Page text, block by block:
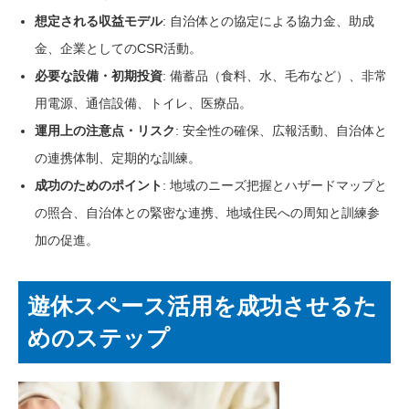
想定される収益モデル: 自治体との協定による協力金、助成
金、企業としてのCSR活動。
必要な設備・初期投資: 備蓄品（食料、水、毛布など）、非常
用電源、通信設備、トイレ、医療品。
運用上の注意点・リスク: 安全性の確保、広報活動、自治体と
の連携体制、定期的な訓練。
成功のためのポイント: 地域のニーズ把握とハザードマップと
の照合、自治体との緊密な連携、地域住民への周知と訓練参
加の促進。
遊休スペース活用を成功させるた
めのステップ